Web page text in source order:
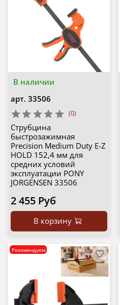
В наличии
арт. 33506
(0)
Струбцина
быстрозажимная
Precision Medium Duty E-Z
HOLD 152,4 мм для
средних условий
эксплуатации PONY
JORGENSEN 33506
2 455 Руб
В корзину
Рекомендуем